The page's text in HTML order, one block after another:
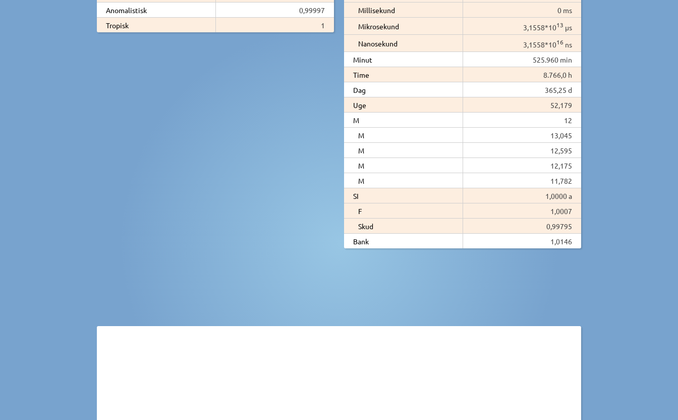
Anomalistisk
0,99997
Tropisk
1
Millisekund
0 ms
Mikrosekund
3,1558*1013 µs
Nanosekund
3,1558*1016 ns
Minut
525.960 min
Time
8.766,0 h
Dag
365,25 d
Uge
52,179
M
12
M
13,045
M
12,595
M
12,175
M
11,782
SI
1,0000 a
F
1,0007
Skud
0,99795
Bank
1,0146